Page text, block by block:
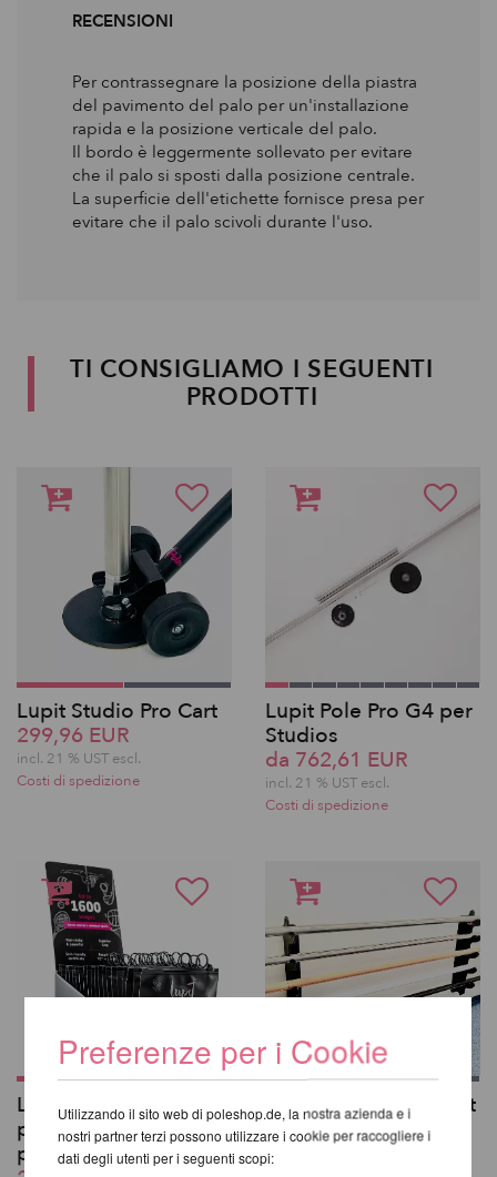
RECENSIONI
Per contrassegnare la posizione della piastra
del pavimento del palo per un'installazione
rapida e la posizione verticale del palo.
Il bordo è leggermente sollevato per evitare
che il palo si sposti dalla posizione centrale.
La superficie dell'etichette fornisce presa per
evitare che il palo scivoli durante l'uso.
TI CONSIGLIAMO I SEGUENTI
PRODOTTI
Lupit Studio Pro Cart
299,96 EUR
incl. 21 % UST escl.
Costi di spedizione
Lupit Pole Pro G4 per
Studios
da 762,61 EUR
incl. 21 % UST escl.
Costi di spedizione
Lupit Pole Grip G3 20
pezzi con scatola di
presentazione
Gancio per palo Lupit
Pole Pro
da 299,96 EUR
Preferenze per i Cookie
Utilizzando il sito web di poleshop.de, la nostra azienda e i
nostri partner terzi possono utilizzare i cookie per raccogliere i
dati degli utenti per i seguenti scopi: